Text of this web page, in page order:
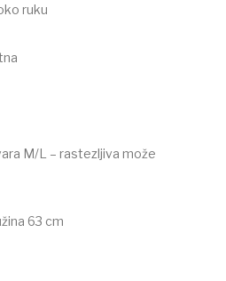
ruku
M/L – rastezljiva može
63 cm